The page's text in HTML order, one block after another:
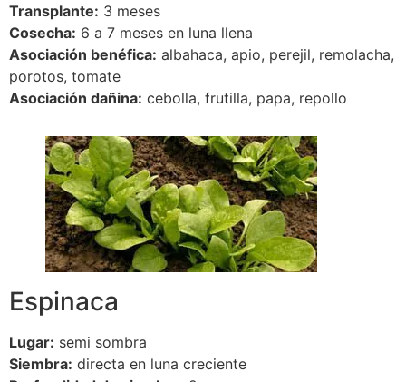
Transplante: 3 meses
Cosecha: 6 a 7 meses en luna llena
Asociación benéfica: albahaca, apio, perejil, remolacha,
porotos, tomate
Asociación dañina: cebolla, frutilla, papa, repollo
Espinaca
Lugar: semi sombra
Siembra: directa en luna creciente